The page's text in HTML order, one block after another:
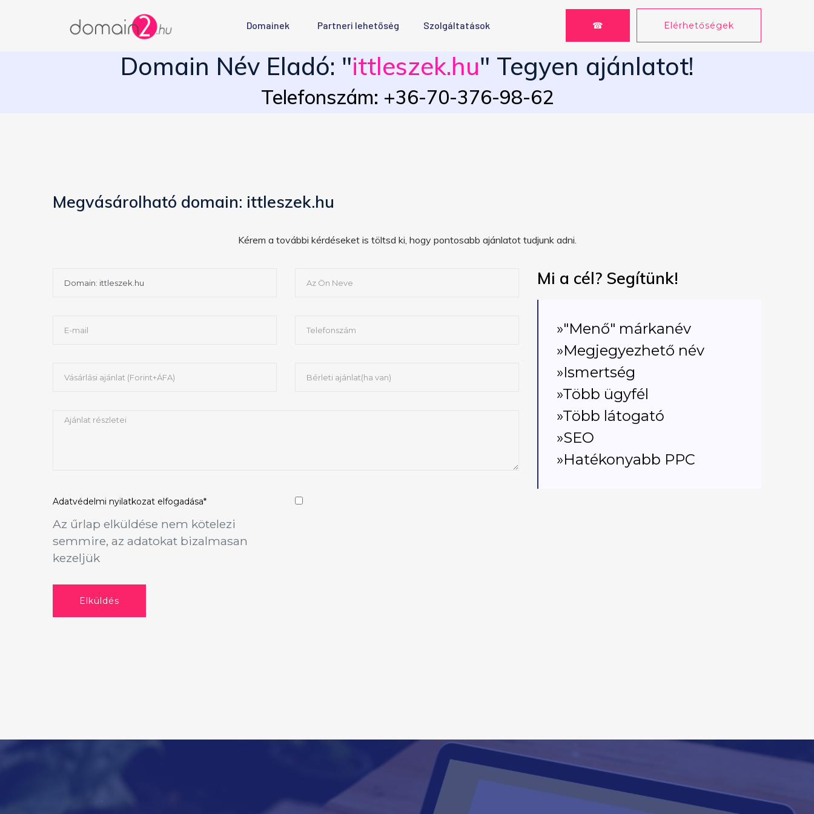
Domainek Partneri lehetőség Szolgáltatások ☎ Elérhetőségek
Domain Név Eladó: "ittleszek.hu" Tegyen ajánlatot!
Telefonszám: +36-70-376-98-62
Megvásárolható domain: ittleszek.hu
Kérem a további kérdéseket is töltsd ki, hogy pontosabb ajánlatot tudjunk adni.
Adatvédelmi nyilatkozat elfogadása*
Az űrlap elküldése nem kötelezi
semmire, az adatokat bizalmasan
kezeljük
Elküldés
Mi a cél? Segítünk!
»"Menő" márkanév
»Megjegyezhető név
»Ismertség
»Több ügyfél
»Több látogató
»SEO
»Hatékonyabb PPC